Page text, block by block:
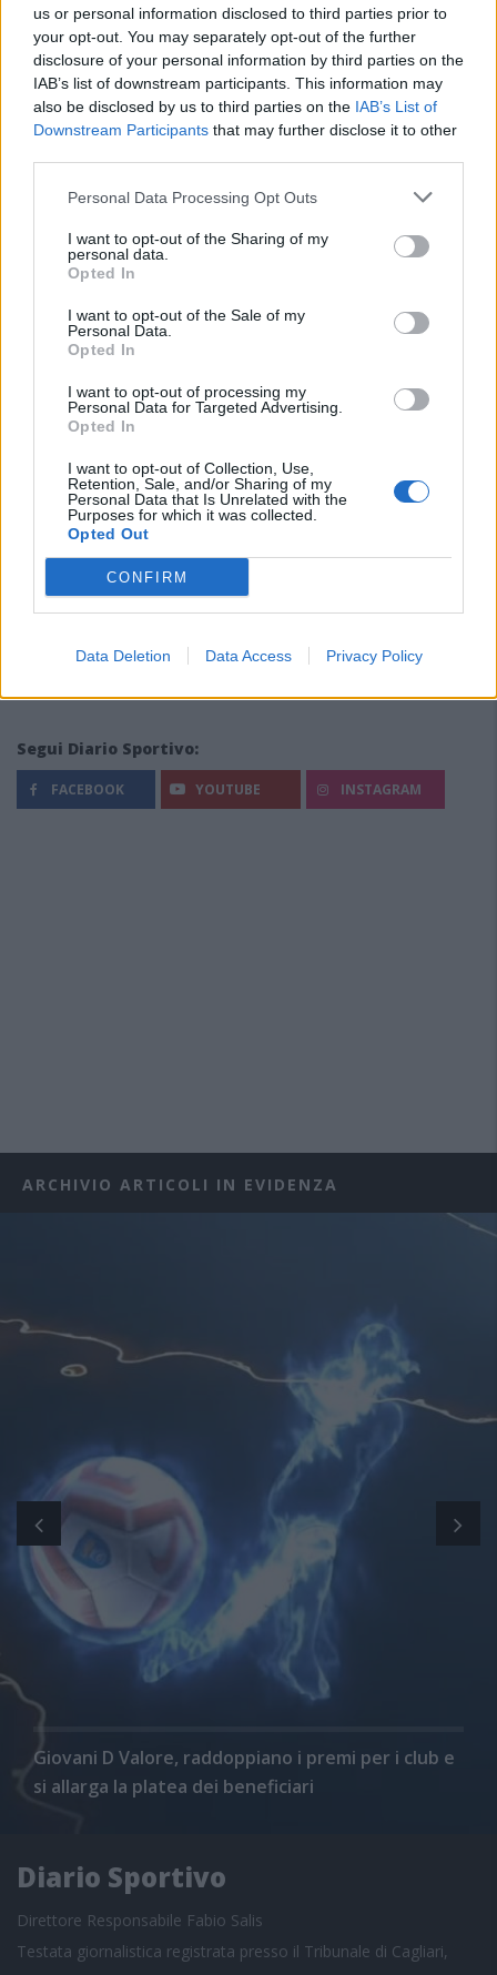
us or personal information disclosed to third parties prior to
your opt-out. You may separately opt-out of the further
disclosure of your personal information by third parties on the
IAB’s list of downstream participants. This information may
also be disclosed by us to third parties on the IAB’s List of
Downstream Participants that may further disclose it to other
Personal Data Processing Opt Outs
I want to opt-out of the Sharing of my
personal data.
Opted In
I want to opt-out of the Sale of my
Personal Data.
Opted In
I want to opt-out of processing my
Personal Data for Targeted Advertising.
Opted In
I want to opt-out of Collection, Use,
Retention, Sale, and/or Sharing of my
Personal Data that Is Unrelated with the
Purposes for which it was collected.
Opted Out
CONFIRM
Data Deletion Data Access Privacy Policy
9 Ago 2026
Il Monte Alma rinforza l'attacco con Palmas
e Bonivardi, nel Macomer l'estro di Di Angelo
9 Ago 2026
Amichevole Ossese: 3-1 al Cagliari Primavera,
8 Ago 2026
L'Ilva si completa con Markic, Contucci,
7 Ago 2026
Segui Diario Sportivo:
FACEBOOK YOUTUBE INSTAGRAM
ARCHIVIO ARTICOLI IN EVIDENZA
Giovani D Valore, raddoppiano i premi per i club e
si allarga la platea dei beneficiari
Diario Sportivo
Direttore Responsabile Fabio Salis
Testata giornalistica registrata presso il Tribunale di Cagliari,